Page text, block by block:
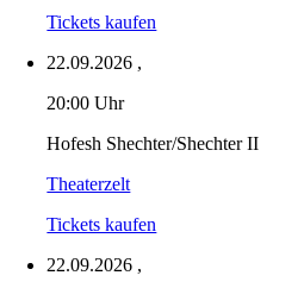
Tickets kaufen
22.09.2026 ,
20:00 Uhr
Hofesh Shechter/Shechter II
Theaterzelt
Tickets kaufen
22.09.2026 ,